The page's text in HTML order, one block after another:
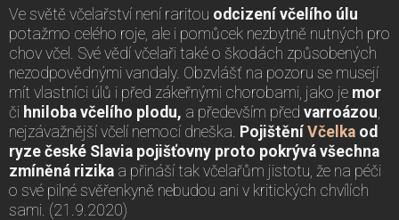
Ve světě včelařství není raritou odcizení včelího úlu
potažmo celého roje, ale i pomůcek nezbytně nutných pro
chov včel. Své vědí včelaři také o škodách způsobených
nezodpovědnými vandaly. Obzvlášť na pozoru se musejí
mít vlastníci úlů i před zákeřnými chorobami, jako je mor
či hniloba včelího plodu, a především před varroázou
nejzávažnější včelí nemocí dneška. Pojištění Včelka od
ryze české Slavia pojišťovny proto pokrývá všechna
zmíněná rizika a přináší tak včelařům jistotu, že na péči
o své pilné svěřenkyně nebudou ani v kritických chvílích
sami. (21.9.2020)